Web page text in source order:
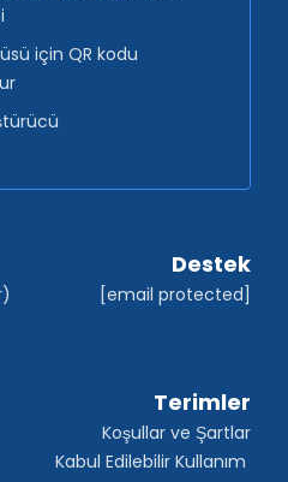
için QR kodu
Destek
[email protected]
Terimler
Koşullar ve Şartlar
Kabul Edilebilir Kullanım